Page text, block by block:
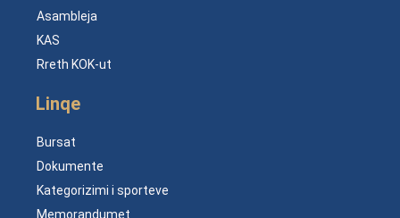
Asambleja
KAS
Rreth KOK-ut
Linqe
Bursat
Dokumente
Kategorizimi i sporteve
Memorandumet